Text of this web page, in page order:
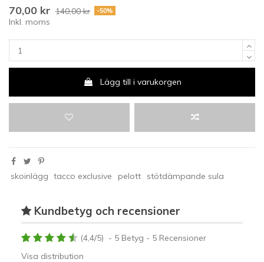
70,00 kr 140,00 kr -50%
Inkl. moms
Lägg till i varukorgen
skoinlägg tacco exclusive pelott stötdämpande sula
Kundbetyg och recensioner
(4,4/5) - 5 Betyg - 5 Recensioner
Visa distribution